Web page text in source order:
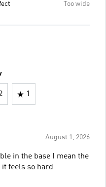
Too wide
1
August 1, 2026
the
it feels so hard